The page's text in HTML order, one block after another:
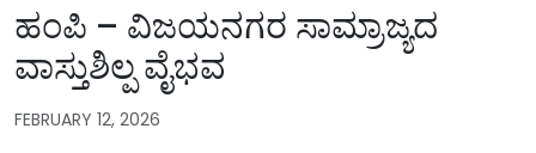
ಹಂಪಿ – ವಿಜಯನಗರ ಸಾಮ್ರಾಜ್ಯದ
ವಾಸ್ತುಶಿಲ್ಪ ವೈಭವ
FEBRUARY 12, 2026